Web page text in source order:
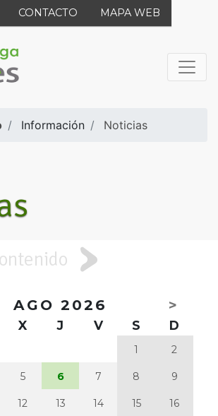
CONTACTO MAPA WEB
Información Noticias
AGO 2026 >
X J V S D
1 2
5 6 7 8 9
12 13 14 15 16